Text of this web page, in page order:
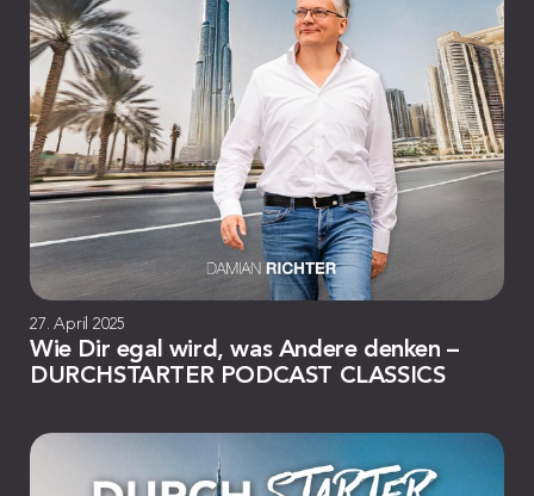
27. April 2025
Wie Dir egal wird, was Andere denken –
DURCHSTARTER PODCAST CLASSICS